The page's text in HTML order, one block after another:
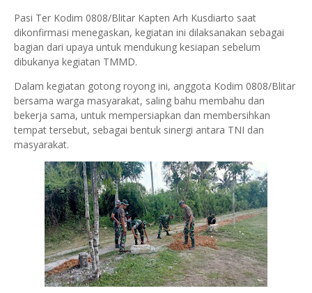
Pasi Ter Kodim 0808/Blitar Kapten Arh Kusdiarto saat
dikonfirmasi menegaskan, kegiatan ini dilaksanakan sebagai
bagian dari upaya untuk mendukung kesiapan sebelum
dibukanya kegiatan TMMD.
Dalam kegiatan gotong royong ini, anggota Kodim 0808/Blitar
bersama warga masyarakat, saling bahu membahu dan
bekerja sama, untuk mempersiapkan dan membersihkan
tempat tersebut, sebagai bentuk sinergi antara TNI dan
masyarakat.